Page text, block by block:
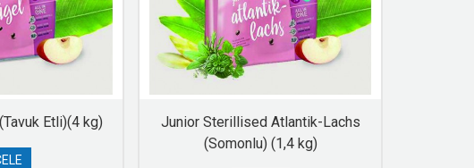
Etli)(4 kg)
Junior Sterillised Atlantik-Lachs
(Somonlu) (1,4 kg)